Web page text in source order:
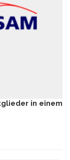
in einem